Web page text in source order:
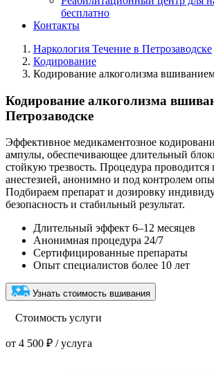
бесплатно
Контакты
Наркология Течение в Петрозаводске
Кодирование
Кодирование алкоголизма
Кодирование алкоголизма
Петрозаводске
Эффективное медикаментозное
ампулы, обеспечивающее длительный
стойкую трезвость. Процедура проводится
анестезией, анонимно и под контролем
Подбираем препарат и дозировку
безопасность и стабильный результат.
Длительный эффект 6–12 месяцев
Анонимная процедура 24/7
Сертифицированные препараты
Опыт специалистов более 10 лет
Узнать стоимость вшивания
Стоимость услуги
от 4 500 ₽ / услуга